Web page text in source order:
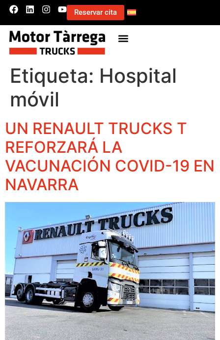
Reservar cita
Etiqueta: Hospital
móvil
UN RENAULT TRUCKS T
REFORZARÁ LA
VACUNACIÓN COVID-19 EN
NAVARRA